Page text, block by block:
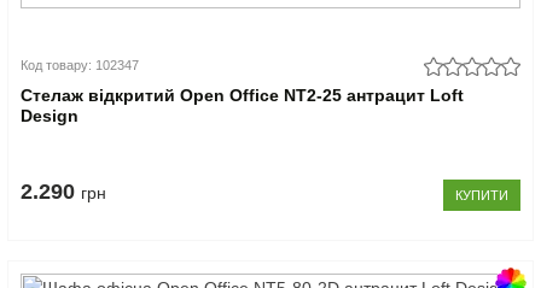
Код товару: 102347
Стелаж відкритий Open Office NT2-25 антрацит Loft
Design
2.290 грн КУПИТИ